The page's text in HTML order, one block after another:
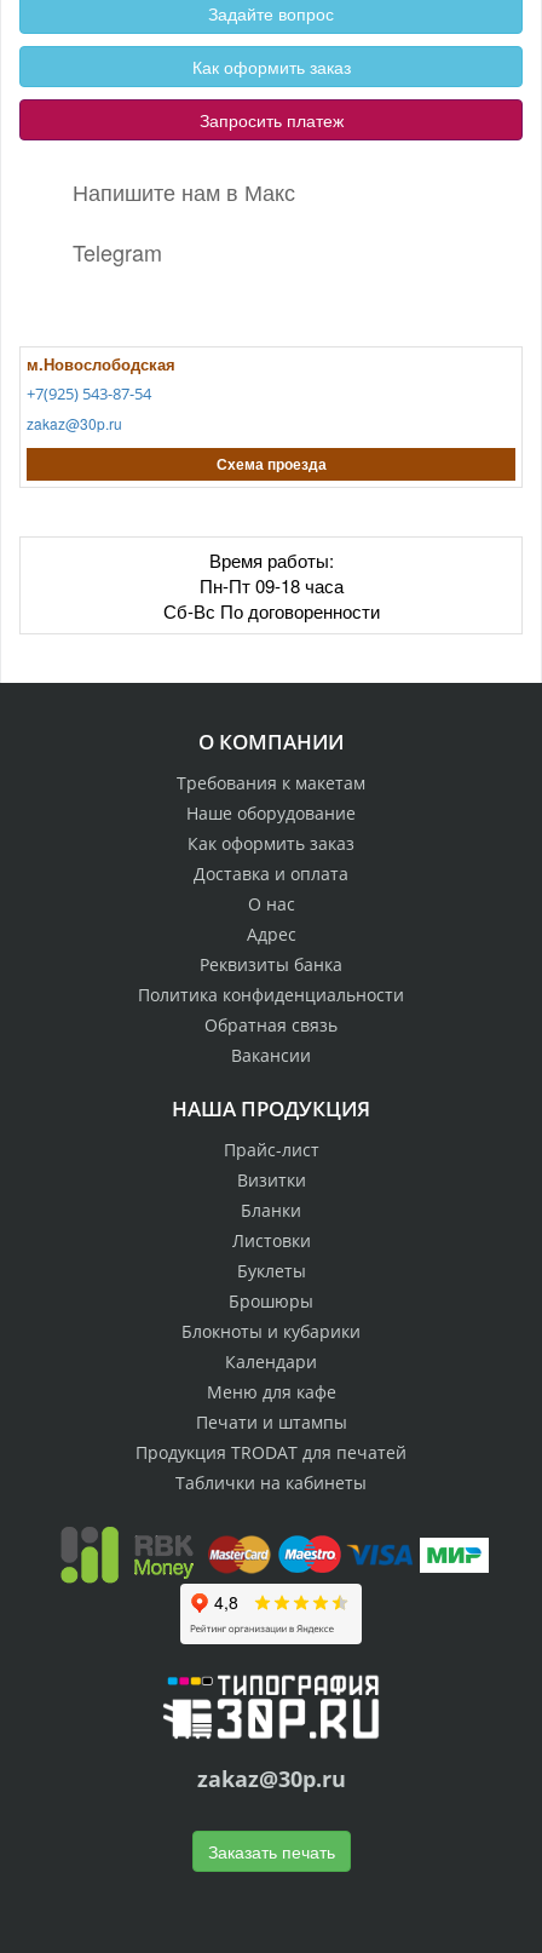
Задайте вопрос
Как оформить заказ
Запросить платеж
Напишите нам в Макс
Telegram
м.Новослободская
+7(925) 543-87-54
zakaz@30p.ru
Схема проезда
Время работы:
Пн-Пт 09-18 часа
Сб-Вс По договоренности
О КОМПАНИИ
Требования к макетам
Наше оборудование
Как оформить заказ
Доставка и оплата
О нас
Адрес
Реквизиты банка
Политика конфиденциальности
Обратная связь
Вакансии
НАША ПРОДУКЦИЯ
Прайс-лист
Визитки
Бланки
Листовки
Буклеты
Брошюры
Блокноты и кубарики
Календари
Меню для кафе
Печати и штампы
Продукция TRODAT для печатей
Таблички на кабинеты
zakaz@30p.ru
Заказать печать